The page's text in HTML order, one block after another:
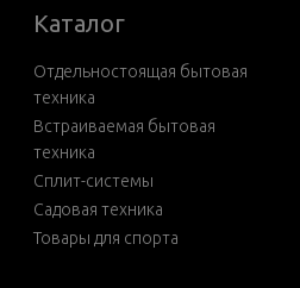
Каталог
Отдельностоящая бытовая
техника
Встраиваемая бытовая
техника
Сплит-системы
Садовая техника
Товары для спорта